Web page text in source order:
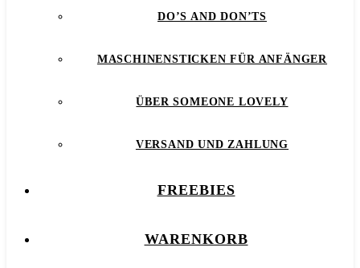
DO’S AND DON’TS
MASCHINENSTICKEN FÜR ANFÄNGER
ÜBER SOMEONE LOVELY
VERSAND UND ZAHLUNG
FREEBIES
WARENKORB